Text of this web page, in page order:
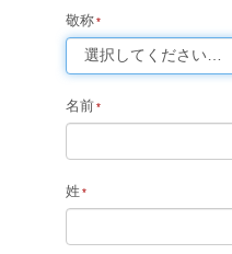
敬称
名前
姓